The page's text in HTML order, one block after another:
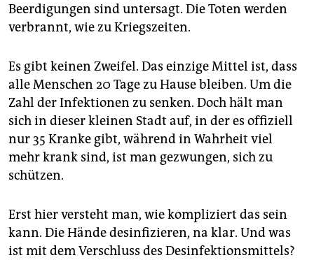
Beerdigungen sind untersagt. Die Toten werden
verbrannt, wie zu Kriegszeiten.
Es gibt keinen Zweifel. Das einzige Mittel ist, dass
alle Menschen 20 Tage zu Hause bleiben. Um die
Zahl der Infektionen zu senken. Doch hält man
sich in dieser kleinen Stadt auf, in der es offiziell
nur 35 Kranke gibt, während in Wahrheit viel
mehr krank sind, ist man gezwungen, sich zu
schützen.
Erst hier versteht man, wie kompliziert das sein
kann. Die Hände desinfizieren, na klar. Und was
ist mit dem Verschluss des Desinfektionsmittels?